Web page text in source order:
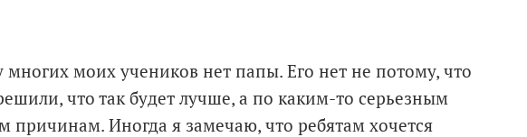
многих моих учеников нет папы. Его нет не потому, что
что так будет лучше, а по каким-то серьезным
причинам. Иногда я замечаю, что ребятам хочется